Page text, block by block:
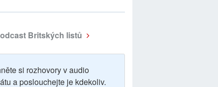
Britských listů
si rozhovory v audio
a poslouchejte je kdekoliv.